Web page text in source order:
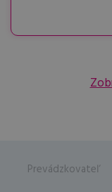
Prevádzkovateľ